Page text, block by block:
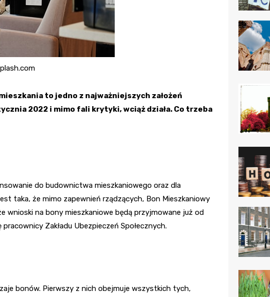
to jedno z najważniejszych założeń
2022 i mimo fali krytyki, wciąż działa. Co trzeba
do budownictwa mieszkaniowego oraz dla
taka, że mimo zapewnień rządzących, Bon Mieszkaniowy
wnioski na bony mieszkaniowe będą przyjmowane już od
Zakładu Ubezpieczeń Społecznych.
bonów. Pierwszy z nich obejmuje wszystkich tych,